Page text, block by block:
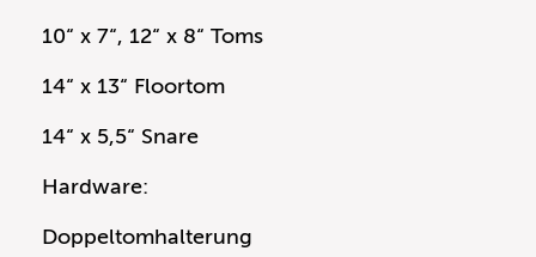
10“ x 7“, 12“ x 8“ Toms
14“ x 13“ Floortom
14“ x 5,5“ Snare
Hardware:
Doppeltomhalterung